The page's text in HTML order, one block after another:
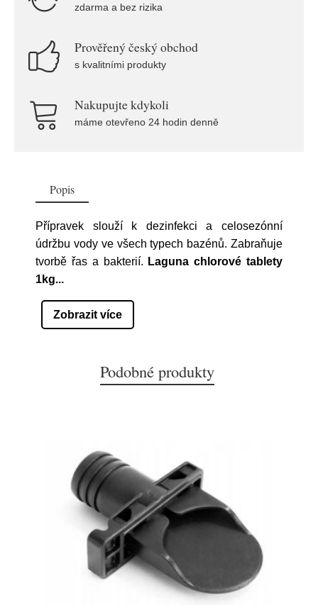
zdarma a bez rizika
Prověřený český obchod
s kvalitními produkty
Nakupujte kdykoli
máme otevřeno 24 hodin denně
Popis
Přípravek slouží k dezinfekci a celosezónní
údržbu vody ve všech typech bazénů. Zabraňuje
tvorbě řas a bakterií. Laguna chlorové tablety
1kg...
Zobrazit více
Podobné produkty